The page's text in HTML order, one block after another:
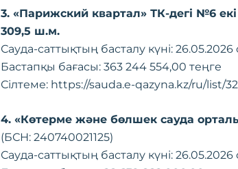
3. «Парижский квартал» ТК-дегі №6
309,5 ш.м.
Сауда-саттықтың басталу күні: 26.05.2026
Бастапқы бағасы: 363 244 554,00 теңге
Сілтеме: https://sauda.e-qazyna.kz/ru/list/
4. «Көтерме және бөлшек сауда
(БСН: 240740021125)
Сауда-саттықтың басталу күні: 26.05.2026